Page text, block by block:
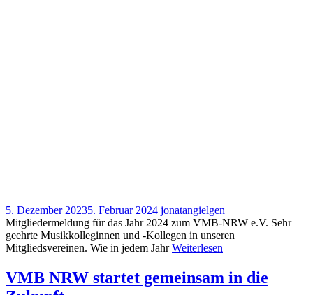
5. Dezember 20235. Februar 2024 jonatangielgen
Mitgliedermeldung für das Jahr 2024 zum VMB-NRW e.V. Sehr
geehrte Musikkolleginnen und -Kollegen in unseren
Mitgliedsvereinen. Wie in jedem JahrWeiterlesen
VMB NRW startet gemeinsam in die